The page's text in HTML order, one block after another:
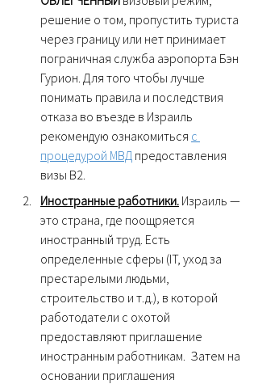
решение о том, пропустить туриста
через границу или нет принимает
пограничная служба аэропорта Бэн
Гурион. Для того чтобы лучше
понимать правила и последствия
отказа во въезде в Израиль
рекомендую ознакомиться с
процедурой МВД предоставления
визы В2.
Иностранные работники. Израиль —
это страна, где поощряется
иностранный труд. Есть
определенные сферы (IT, уход за
престарелыми людьми,
строительство и т.д.), в которой
работодатели с охотой
предоставляют приглашение
иностранным работникам.  Затем на
основании приглашения